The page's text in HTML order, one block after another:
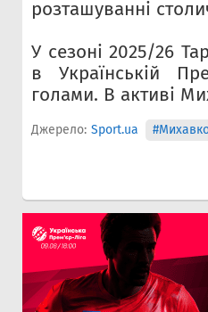
розташуванні
У сезоні 2025/26
в Українській
голами. В активі
Джерело: Sport.ua